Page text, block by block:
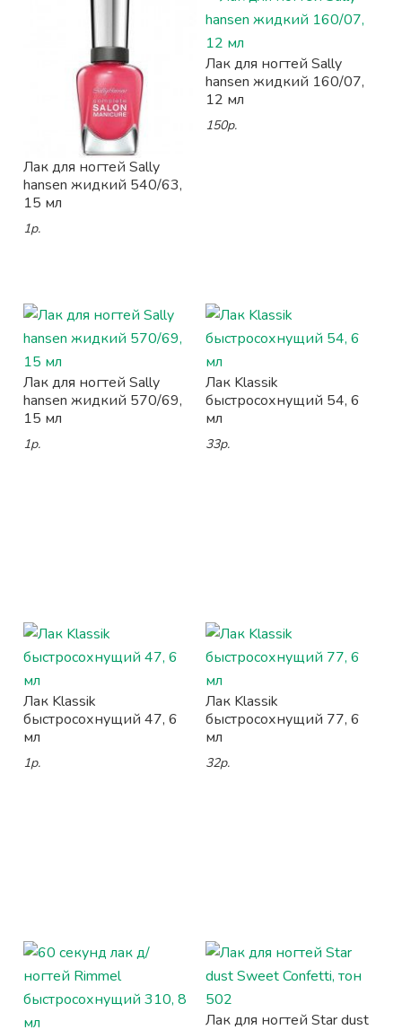
Лак для ногтей Sally
hansen жидкий 540/63,
15 мл
1р.
Лак для ногтей Sally
hansen жидкий 160/07,
12 мл
150р.
Лак для ногтей Sally
hansen жидкий 570/69,
15 мл
1р.
Лак Klassik
быстросохнущий 54, 6
мл
33р.
Лак Klassik
быстросохнущий 47, 6
мл
1р.
Лак Klassik
быстросохнущий 77, 6
мл
32р.
Лак для ногтей Star dust